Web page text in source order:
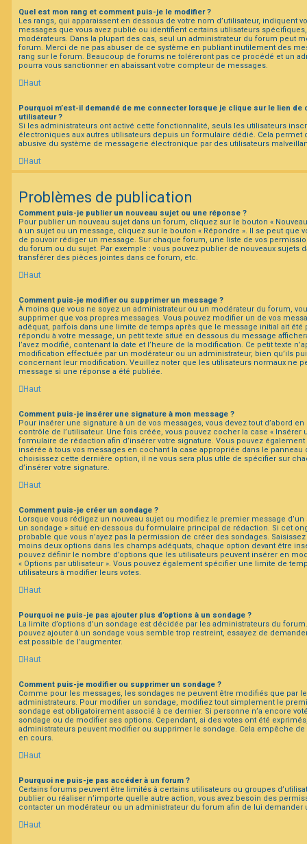
Quel est mon rang et comment puis-je le modifier ?
Les rangs, qui apparaissent en dessous de votre nom d’utilisateur, indiquent
messages que vous avez publié ou identifient certains utilisateurs
modérateurs. Dans la plupart des cas, seul un administrateur du forum peut
forum. Merci de ne pas abuser de ce système en publiant inutilement des
rang sur le forum. Beaucoup de forums ne toléreront pas ce procédé et un
pourra vous sanctionner en abaissant votre compteur de messages.
Haut
Pourquoi m’est-il demandé de me connecter lorsque je clique sur le lien de
utilisateur ?
Si les administrateurs ont activé cette fonctionnalité, seuls les utilisateurs
électroniques aux autres utilisateurs depuis un formulaire dédié. Cela permet
abusive du système de messagerie électronique par des utilisateurs
Haut
Problèmes de publication
Comment puis-je publier un nouveau sujet ou une réponse ?
Pour publier un nouveau sujet dans un forum, cliquez sur le bouton «
à un sujet ou un message, cliquez sur le bouton « Répondre ». Il se peut que
de pouvoir rédiger un message. Sur chaque forum, une liste de vos
du forum ou du sujet. Par exemple : vous pouvez publier de nouveaux sujets
transférer des pièces jointes dans ce forum, etc.
Haut
Comment puis-je modifier ou supprimer un message ?
À moins que vous ne soyez un administrateur ou un modérateur du forum,
supprimer que vos propres messages. Vous pouvez modifier un de vos
adéquat, parfois dans une limite de temps après que le message initial ait été
répondu à votre message, un petit texte situé en dessous du message
l’avez modifié, contenant la date et l’heure de la modification. Ce petit texte
modification effectuée par un modérateur ou un administrateur, bien qu’ils
concernant leur modification. Veuillez noter que les utilisateurs normaux ne
message si une réponse a été publiée.
Haut
Comment puis-je insérer une signature à mon message ?
Pour insérer une signature à un de vos messages, vous devez tout d’abord
contrôle de l’utilisateur. Une fois créée, vous pouvez cocher la case « Insérer
formulaire de rédaction afin d’insérer votre signature. Vous pouvez
insérée à tous vos messages en cochant la case appropriée dans le panneau
choisissez cette dernière option, il ne vous sera plus utile de spécifier sur
d’insérer votre signature.
Haut
Comment puis-je créer un sondage ?
Lorsque vous rédigez un nouveau sujet ou modifiez le premier message d’un
un sondage » situé en-dessous du formulaire principal de rédaction. Si cet
probable que vous n’ayez pas la permission de créer des sondages.
moins deux options dans les champs adéquats, chaque option devant être
pouvez définir le nombre d’options que les utilisateurs peuvent insérer en
« Options par utilisateur ». Vous pouvez également spécifier une limite de
utilisateurs à modifier leurs votes.
Haut
Pourquoi ne puis-je pas ajouter plus d’options à un sondage ?
La limite d’options d’un sondage est décidée par les administrateurs du
pouvez ajouter à un sondage vous semble trop restreint, essayez de
est possible de l’augmenter.
Haut
Comment puis-je modifier ou supprimer un sondage ?
Comme pour les messages, les sondages ne peuvent être modifiés que par
administrateurs. Pour modifier un sondage, modifiez tout simplement le
sondage est obligatoirement associé à ce dernier. Si personne n’a encore
sondage ou de modifier ses options. Cependant, si des votes ont été
administrateurs peuvent modifier ou supprimer le sondage. Cela empêche
en cours.
Haut
Pourquoi ne puis-je pas accéder à un forum ?
Certains forums peuvent être limités à certains utilisateurs ou groupes
publier ou réaliser n’importe quelle autre action, vous avez besoin des
contacter un modérateur ou un administrateur du forum afin de lui demander
Haut